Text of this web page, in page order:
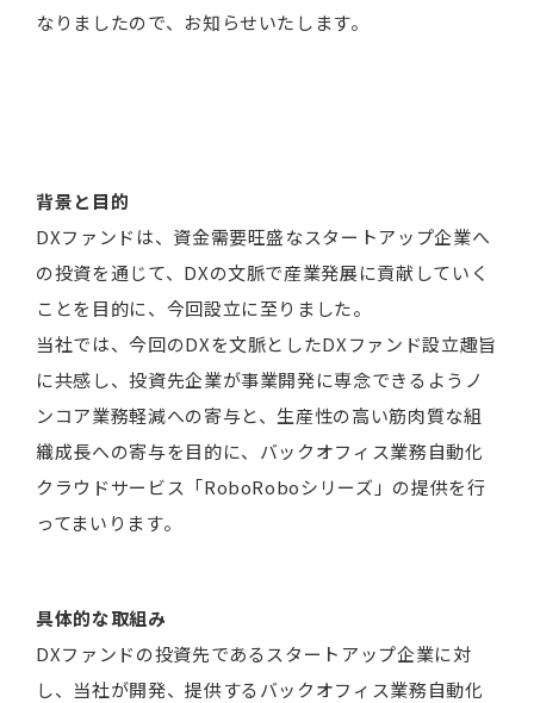
なりましたので、お知らせいたします。
背景と目的
DXファンドは、資金需要旺盛なスタートアップ企業へ
の投資を通じて、DXの文脈で産業発展に貢献していく
ことを目的に、今回設立に至りました。
当社では、今回のDXを文脈としたDXファンド設立趣旨
に共感し、投資先企業が事業開発に専念できるようノ
ンコア業務軽減への寄与と、生産性の高い筋肉質な組
織成長への寄与を目的に、バックオフィス業務自動化
クラウドサービス「RoboRoboシリーズ」の提供を行
ってまいります。
具体的な取組み
DXファンドの投資先であるスタートアップ企業に対
し、当社が開発、提供するバックオフィス業務自動化